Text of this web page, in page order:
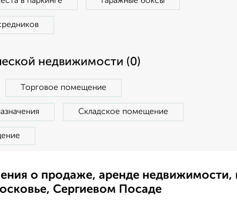
недвижимости (0)
Торговое помещение
Складское помещение
о продаже, аренде
Сергиевом Посаде